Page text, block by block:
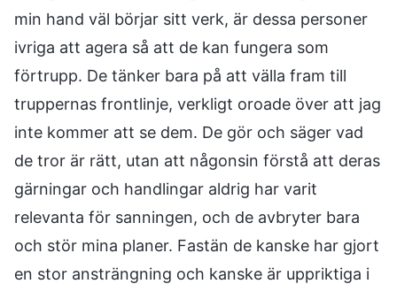
min hand väl börjar sitt verk, är dessa personer
ivriga att agera så att de kan fungera som
förtrupp. De tänker bara på att välla fram till
truppernas frontlinje, verkligt oroade över att jag
inte kommer att se dem. De gör och säger vad
de tror är rätt, utan att någonsin förstå att deras
gärningar och handlingar aldrig har varit
relevanta för sanningen, och de avbryter bara
och stör mina planer. Fastän de kanske har gjort
en stor ansträngning och kanske är uppriktiga i